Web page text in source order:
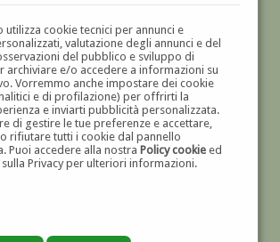
utilizza cookie tecnici per annunci e
valutazione degli annunci e del
del pubblico e sviluppo di
archiviare e/o accedere a informazioni su
Vorremmo anche impostare dei cookie
e di profilazione) per offrirti la
e inviarti pubblicità personalizzata.
di gestire le tue preferenze e accettare,
rifiutare tutti i cookie dal pannello
Puoi accedere alla nostra Policy cookieed
Privacy per ulteriori informazioni.
GALLERIAD'ARTE
E SCULTURE '800 E '900